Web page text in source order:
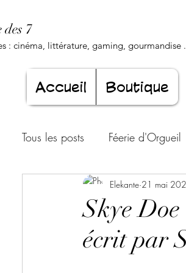
7
: cinéma, littérature, gaming, gourmandise
Accueil Boutique
Tous les posts Féerie d'Orgueil
Luxure Envoûtante
Jeunesse éternelle Cœur
Skye Doe
écrit par
Elekante 21 mai